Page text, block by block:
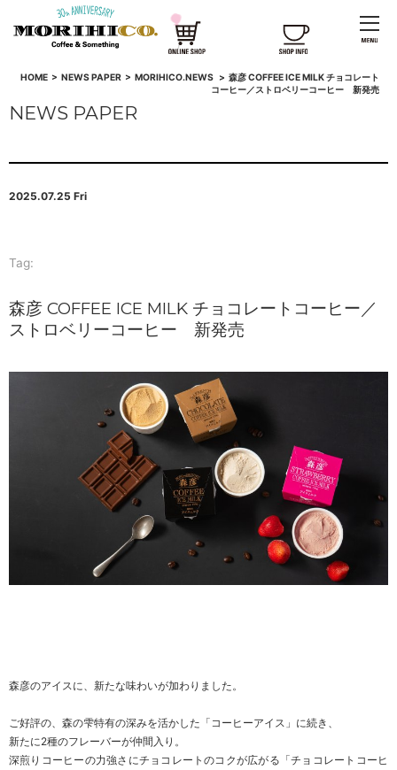
HOME> NEWS PAPER> MORIHICO.NEWS > 森彦 COFFEE ICE MILK チョコレート
コーヒー／ストロベリーコーヒー 新発売
NEWS PAPER
2025.07.25 Fri
Tag:
森彦 COFFEE ICE MILK チョコレートコーヒー／
ストロベリーコーヒー 新発売
森彦のアイスに、新たな味わいが加わりました。
ご好評の、森の雫特有の深みを活かした「コーヒーアイス」に続き、
新たに2種のフレーバーが仲間入り。
深煎りコーヒーの力強さにチョコレートのコクが広がる「チョコレートコーヒ